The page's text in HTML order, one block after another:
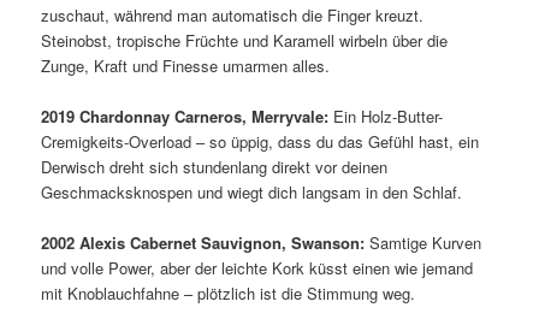
zuschaut, während man automatisch die Finger kreuzt.
Steinobst, tropische Früchte und Karamell wirbeln über die
Zunge, Kraft und Finesse umarmen alles.
2019 Chardonnay Carneros, Merryvale: Ein Holz-Butter-
Cremigkeits-Overload – so üppig, dass du das Gefühl hast, ein
Derwisch dreht sich stundenlang direkt vor deinen
Geschmacksknospen und wiegt dich langsam in den Schlaf.
2002 Alexis Cabernet Sauvignon, Swanson: Samtige Kurven
und volle Power, aber der leichte Kork küsst einen wie jemand
mit Knoblauchfahne – plötzlich ist die Stimmung weg.